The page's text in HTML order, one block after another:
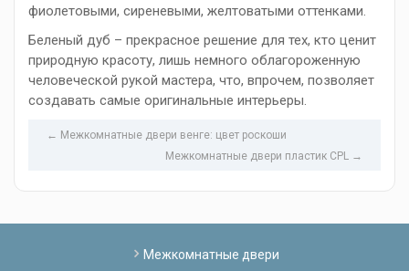
фиолетовыми, сиреневыми, желтоватыми оттенками.
Беленый дуб – прекрасное решение для тех, кто ценит
природную красоту, лишь немного облагороженную
человеческой рукой мастера, что, впрочем, позволяет
создавать самые оригинальные интерьеры.
← Межкомнатные двери венге: цвет роскоши
Межкомнатные двери пластик CPL →
Межкомнатные двери